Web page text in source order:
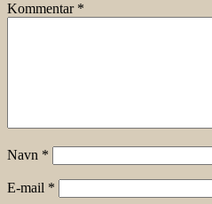
Kommentar *
Navn *
E-mail *